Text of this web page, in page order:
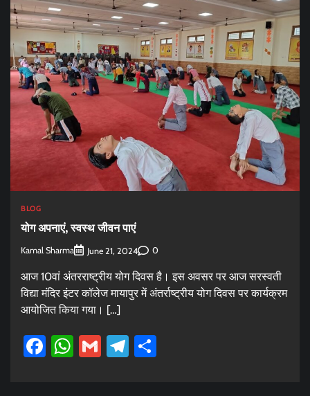
BLOG
योग अपनाएं, स्वस्थ जीवन पाएं
Kamal Sharma June 21, 2024 0
आज 10वां अंतरराष्ट्रीय योग दिवस है। इस अवसर पर आज सरस्वती
विद्या मंदिर इंटर कॉलेज मायापुर में अंतर्राष्ट्रीय योग दिवस पर कार्यक्रम
आयोजित किया गया। […]
Facebook
WhatsApp
GmailTelegram